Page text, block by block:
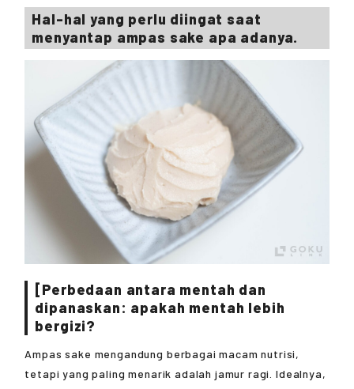
Hal-hal yang perlu diingat saat
menyantap ampas sake apa adanya.
[Perbedaan antara mentah dan
dipanaskan: apakah mentah lebih
bergizi?
Ampas sake mengandung berbagai macam nutrisi,
tetapi yang paling menarik adalah jamur ragi. Idealnya,